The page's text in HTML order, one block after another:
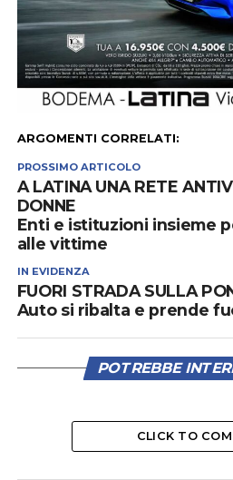
ARGOMENTI CORRELATI:
PROSSIMO ARTICOLO
A LATINA UNA RETE
DONNE
Enti e istituzioni insieme
alle vittime
IN EVIDENZA
FUORI STRADA SULLA
Auto si ribalta e prende
POTREBBE
CLICK TO